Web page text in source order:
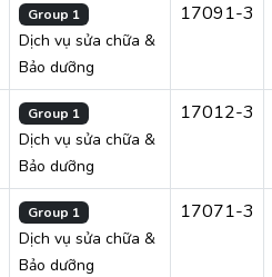
Group 1
Dịch vụ sửa chữa &
Bảo dưỡng
17091-3
Group 1
Dịch vụ sửa chữa &
Bảo dưỡng
17012-3
Group 1
Dịch vụ sửa chữa &
Bảo dưỡng
17071-3